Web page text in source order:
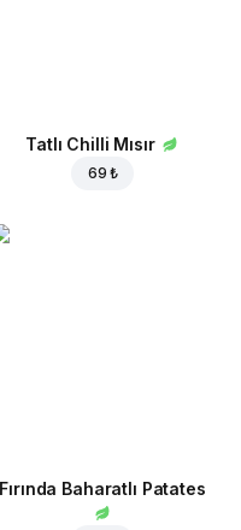
Tatlı Chilli Mısır
69 ₺
Fırında Baharatlı Patates